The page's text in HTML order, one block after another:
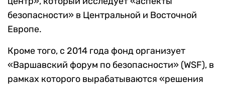
безопасности» в Центральной и Восточной
Европе.
Кроме того, с 2014 года фонд организует
«Варшавский форум по безопасности» (WSF), в
рамках которого вырабатываются «решения